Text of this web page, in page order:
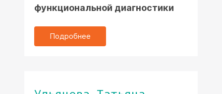
функциональной диагностики
Подробнее